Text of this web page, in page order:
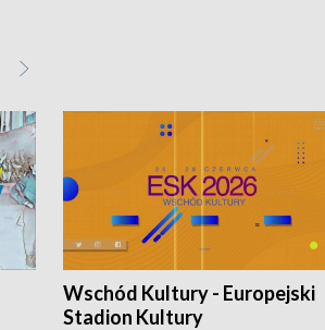
Wschód Kultury - Europejski
Stadion Kultury